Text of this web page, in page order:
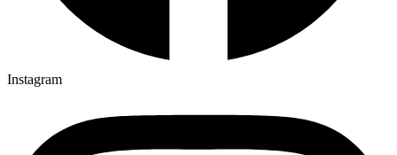
Instagram